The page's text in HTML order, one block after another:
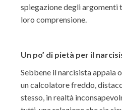
spiegazione degli
loro comprensione.
Un po’ di pietà per il
Sebbene il narcisista appaia
un calcolatore freddo,
stesso, in realtà